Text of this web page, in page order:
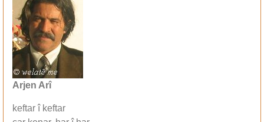
Arjen Arî
keftar î keftar